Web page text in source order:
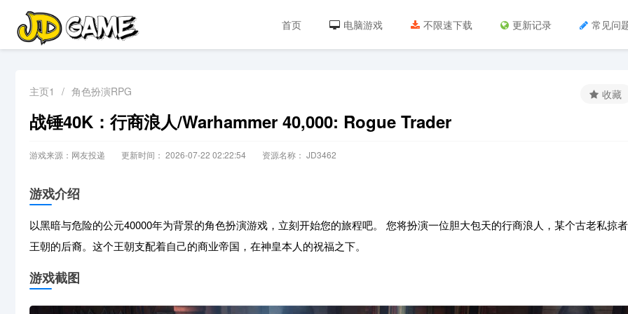
首页 电脑游戏 不限速下载 更新记录 常见问
主页1 / 角色扮演RPG
战锤40K：行商浪人/Warhammer 40,000: Rogue Trader
游戏来源：网友投递 更新时间： 2026-07-22 02:22:54 资源名称： JD3462
收藏
游戏介绍
以黑暗与危险的公元40000年为背景的角色扮演游戏，立刻开始您的旅程吧。 您将扮演一位胆大包天的行商浪人，某个古老私掠者
王朝的后裔。这个王朝支配着自己的商业帝国，在神皇本人的祝福之下。
游戏截图